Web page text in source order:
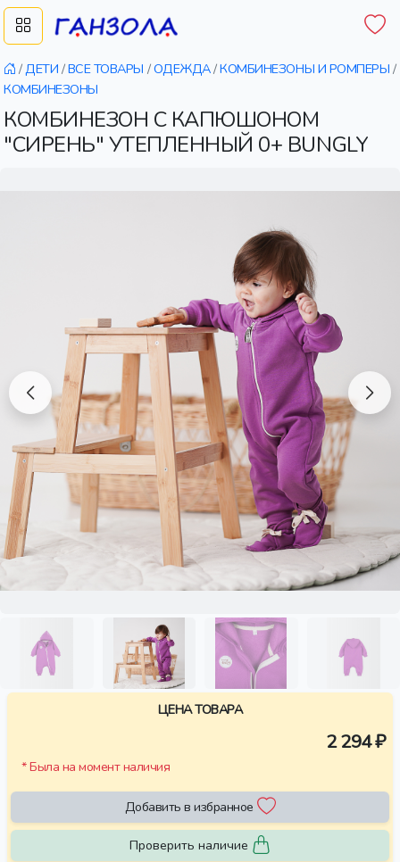
/ДЕТИ /ВСЕ ТОВАРЫ /ОДЕЖДА/КОМБИНЕЗОНЫ И РОМПЕРЫ /
КОМБИНЕЗОНЫ
КОМБИНЕЗОН С КАПЮШОНОМ
"СИРЕНЬ" УТЕПЛЕННЫЙ 0+ BUNGLY
ЦЕНА ТОВАРА
2 294 ₽
* Была на момент наличия
Добавить в избранное
Проверить наличие